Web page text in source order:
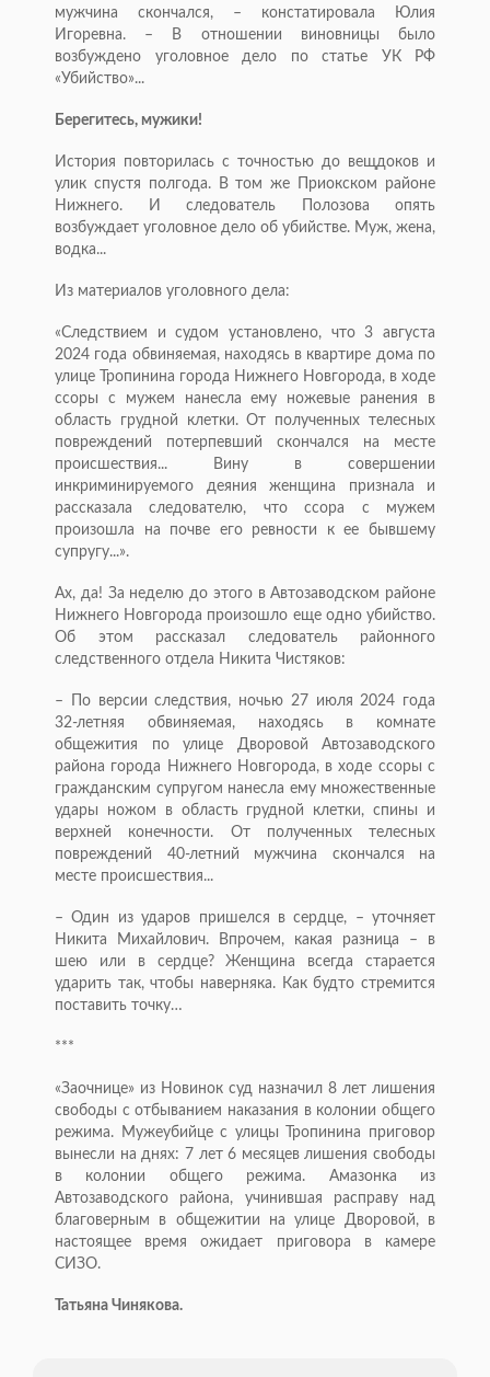
мужчина скончался, – констатировала Юлия
Игоревна. – В отношении виновницы было
возбуждено уголовное дело по статье УК РФ
«Убийство»...
Берегитесь, мужики!
История повторилась с точностью до вещдоков и
улик спустя полгода. В том же Приокском районе
Нижнего. И следователь Полозова опять
возбуждает уголовное дело об убийстве. Муж, жена,
водка...
Из материалов уголовного дела:
«Следствием и судом установлено, что 3 августа
2024 года обвиняемая, находясь в квартире дома по
улице Тропинина города Нижнего Новгорода, в ходе
ссоры с мужем нанесла ему ножевые ранения в
область грудной клетки. От полученных телесных
повреждений потерпевший скончался на месте
происшествия... Вину в совершении
инкриминируемого деяния женщина признала и
рассказала следователю, что ссора с мужем
произошла на почве его ревности к ее бывшему
супругу...».
Ах, да! За неделю до этого в Автозаводском районе
Нижнего Новгорода произошло еще одно убийство.
Об этом рассказал следователь районного
следственного отдела Никита Чистяков:
– По версии следствия, ночью 27 июля 2024 года
32-летняя обвиняемая, находясь в комнате
общежития по улице Дворовой Автозаводского
района города Нижнего Новгорода, в ходе ссоры с
гражданским супругом нанесла ему множественные
удары ножом в область грудной клетки, спины и
верхней конечности. От полученных телесных
повреждений 40-летний мужчина скончался на
месте происшествия...
– Один из ударов пришелся в сердце, – уточняет
Никита Михайлович. Впрочем, какая разница – в
шею или в сердце? Женщина всегда старается
ударить так, чтобы наверняка. Как будто стремится
поставить точку…
***
«Заочнице» из Новинок суд назначил 8 лет лишения
свободы с отбыванием наказания в колонии общего
режима. Мужеубийце с улицы Тропинина приговор
вынесли на днях: 7 лет 6 месяцев лишения свободы
в колонии общего режима. Амазонка из
Автозаводского района, учинившая расправу над
благоверным в общежитии на улице Дворовой, в
настоящее время ожидает приговора в камере
СИЗО.
Татьяна Чинякова.